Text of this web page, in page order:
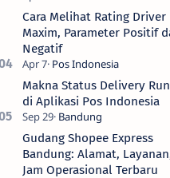
Cara Melihat Rating Driver
Maxim, Parameter Positif
Negatif
Makna Status Delivery
di Aplikasi Pos Indonesia
Gudang Shopee Express
Bandung: Alamat,
Jam Operasional Terbaru